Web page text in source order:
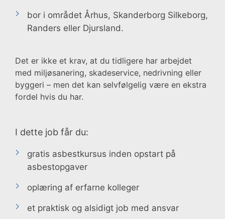
bor i området Århus, Skanderborg Silkeborg,
Randers eller Djursland.
Det er ikke et krav, at du tidligere har arbejdet
med miljøsanering, skadeservice, nedrivning eller
byggeri – men det kan selvfølgelig være en ekstra
fordel hvis du har.
I dette job får du:
gratis asbestkursus inden opstart på
asbestopgaver
oplæring af erfarne kolleger
et praktisk og alsidigt job med ansvar